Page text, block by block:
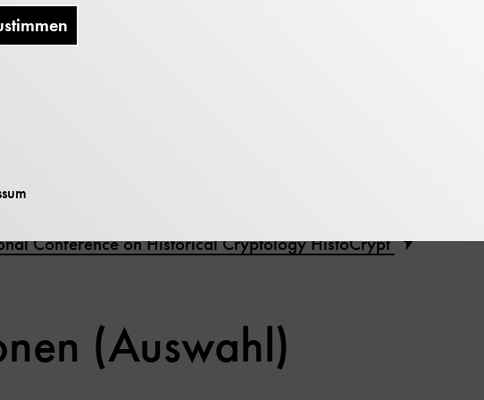
/ Projekte
Conference on Historical Cryptology HistoCrypt
(Auswahl)